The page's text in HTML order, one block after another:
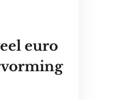
euro